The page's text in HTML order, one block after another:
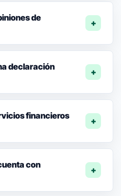
de
declaración
financieros
con